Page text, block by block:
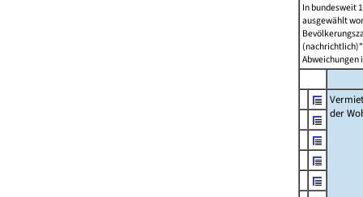
In bundesweit
ausgewählt
Abweichungen
der